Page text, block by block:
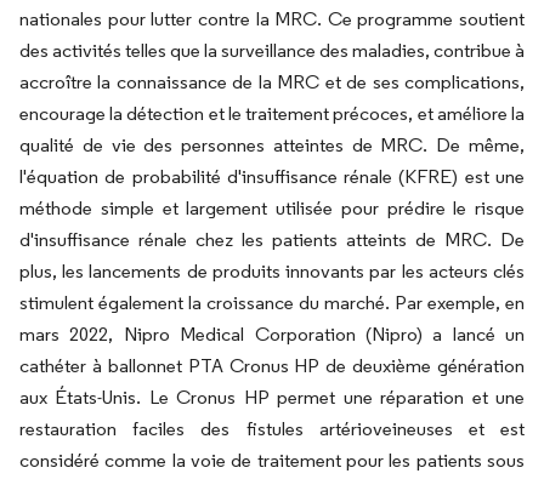
nationales pour lutter contre la MRC. Ce programme soutient
des activités telles que la surveillance des maladies, contribue à
accroître la connaissance de la MRC et de ses complications,
encourage la détection et le traitement précoces, et améliore la
qualité de vie des personnes atteintes de MRC. De même,
l'équation de probabilité d'insuffisance rénale (KFRE) est une
méthode simple et largement utilisée pour prédire le risque
d'insuffisance rénale chez les patients atteints de MRC. De
plus, les lancements de produits innovants par les acteurs clés
stimulent également la croissance du marché. Par exemple, en
mars 2022, Nipro Medical Corporation (Nipro) a lancé un
cathéter à ballonnet PTA Cronus HP de deuxième génération
aux États-Unis. Le Cronus HP permet une réparation et une
restauration faciles des fistules artérioveineuses et est
considéré comme la voie de traitement pour les patients sous